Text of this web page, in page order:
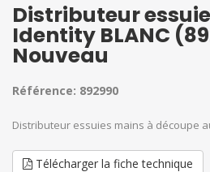
Distributeur
Identity BLANC
Nouveau
Référence: 892990
Distributeur essuies mains à découpe
Télécharger la fiche technique